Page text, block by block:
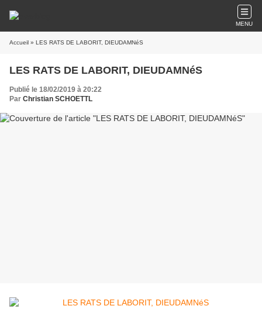
MENU
Accueil » LES RATS DE LABORIT, DIEUDAMNéS
LES RATS DE LABORIT, DIEUDAMNéS
Publié le 18/02/2019 à 20:22
Par Christian SCHOETTL